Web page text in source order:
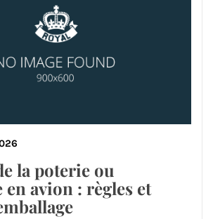
la poterie ou
avion : règles et